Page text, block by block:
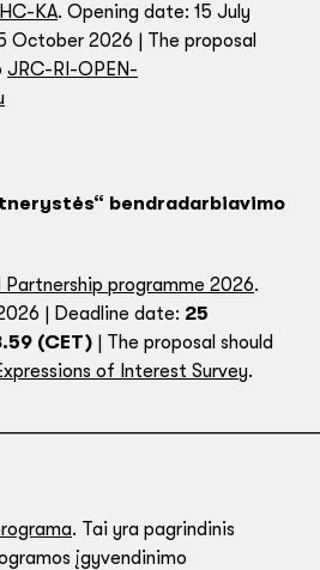
KA. Opening date: 15 July
October 2026 | The proposal
JRC-RI-OPEN-
bendradarbiavimo
programme 2026.
| Deadline date: 25
(CET) | The proposal should
of Interest Survey.
. Tai yra pagrindinis
įgyvendinimo